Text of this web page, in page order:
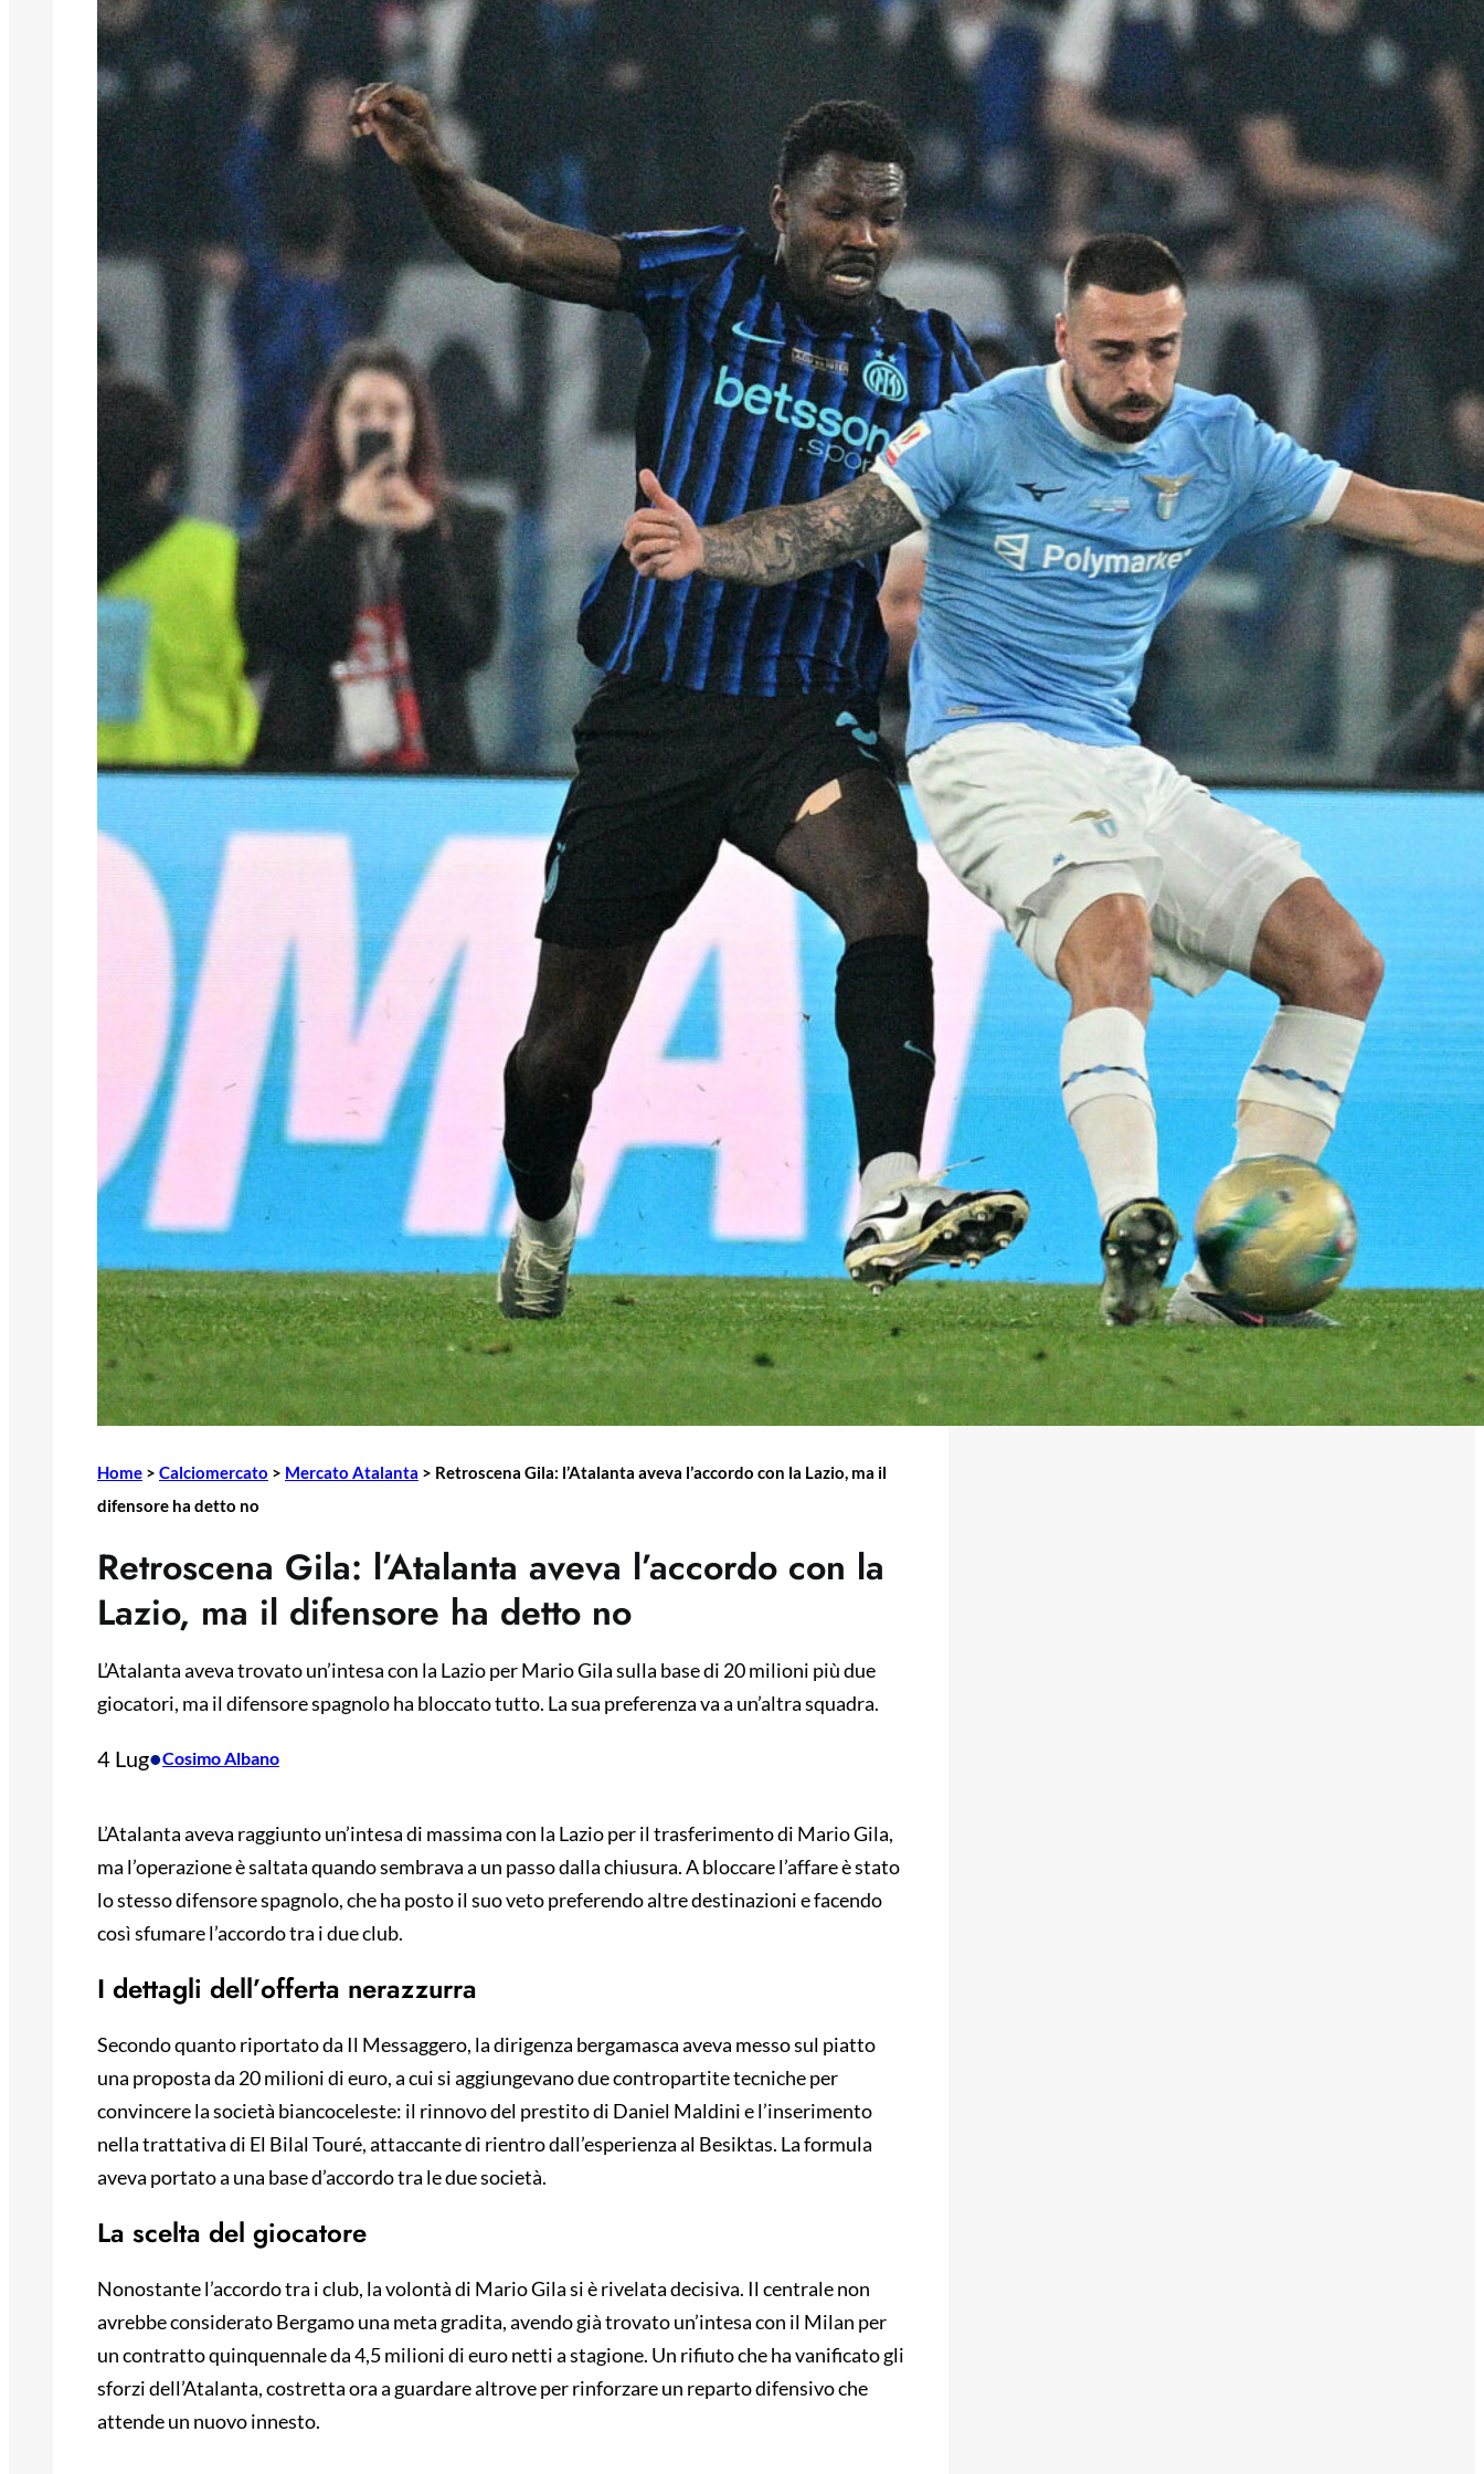
Home > Calciomercato > Mercato Atalanta > Retroscena Gila: l’Atalanta aveva l’accordo con la Lazio, ma il
difensore ha detto no
Retroscena Gila: l’Atalanta aveva l’accordo con la
Lazio, ma il difensore ha detto no
L’Atalanta aveva trovato un’intesa con la Lazio per Mario Gila sulla base di 20 milioni più due
giocatori, ma il difensore spagnolo ha bloccato tutto. La sua preferenza va a un’altra squadra.
4 Lug•Cosimo Albano
L’Atalanta aveva raggiunto un’intesa di massima con la Lazio per il trasferimento di Mario Gila,
ma l’operazione è saltata quando sembrava a un passo dalla chiusura. A bloccare l’affare è stato
lo stesso difensore spagnolo, che ha posto il suo veto preferendo altre destinazioni e facendo
così sfumare l’accordo tra i due club.
I dettagli dell’offerta nerazzurra
Secondo quanto riportato da Il Messaggero, la dirigenza bergamasca aveva messo sul piatto
una proposta da 20 milioni di euro, a cui si aggiungevano due contropartite tecniche per
convincere la società biancoceleste: il rinnovo del prestito di Daniel Maldini e l’inserimento
nella trattativa di El Bilal Touré, attaccante di rientro dall’esperienza al Besiktas. La formula
aveva portato a una base d’accordo tra le due società.
La scelta del giocatore
Nonostante l’accordo tra i club, la volontà di Mario Gila si è rivelata decisiva. Il centrale non
avrebbe considerato Bergamo una meta gradita, avendo già trovato un’intesa con il Milan per
un contratto quinquennale da 4,5 milioni di euro netti a stagione. Un rifiuto che ha vanificato gli
sforzi dell’Atalanta, costretta ora a guardare altrove per rinforzare un reparto difensivo che
attende un nuovo innesto.
pronti al grande salto
6 Agosto 2026
Jashari, l’agente frena sull’Atalanta:
“Ha le qualità per il Milan”
6 Agosto 2026
Atalanta, spunta un nome nuovo per
l’attacco: nel mirino c’è Assane Diao
del Como
6 Agosto 2026